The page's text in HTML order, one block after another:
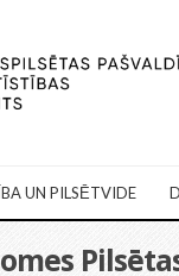
UN PILSĒTVIDE